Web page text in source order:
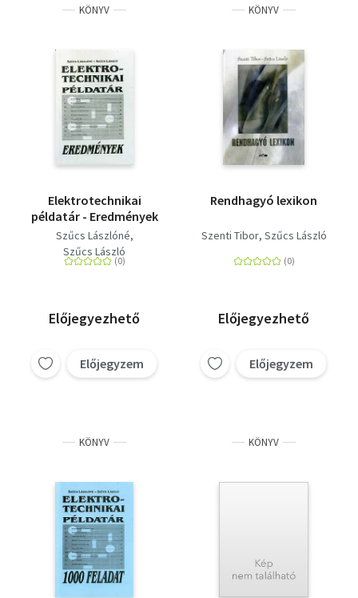
KÖNYV
Elektrotechnikai
példatár - Eredmények
Szűcs Lászlóné
Szűcs László
Előjegyezhető
Előjegyzem
KÖNYV
Rendhagyó lexikon
Szenti Tibor Szűcs László
Előjegyezhető
Előjegyzem
KÖNYV KÖNYV